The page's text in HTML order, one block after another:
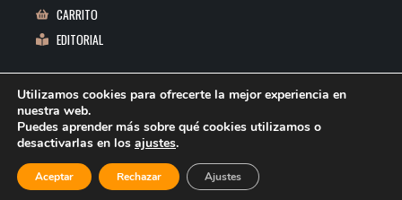
CARRITO
EDITORIAL
C/ REPUBLICA BOLIVIA, 1 3ºB 06011 BADAJOZ
INFO@REEDITORES.COM
644 53 77 91
Utilizamos cookies para ofrecerte la mejor experiencia en
nuestra web.
Puedes aprender más sobre qué cookies utilizamos o
desactivarlas en los ajustes.
Aceptar Rechazar Ajustes
-
ILUSTRE
STEAMPUNK
+ AÑADIR AL CARRITO